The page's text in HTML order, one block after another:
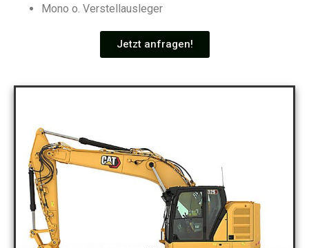
Mono o. Verstellausleger
Jetzt anfragen!